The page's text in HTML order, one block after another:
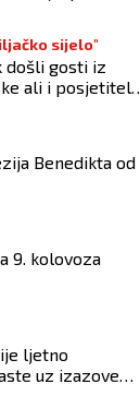
sijelo"
došli gosti iz
ali i posjetitelji
Benedikta od
9. kolovoza
ljetno
uz izazove